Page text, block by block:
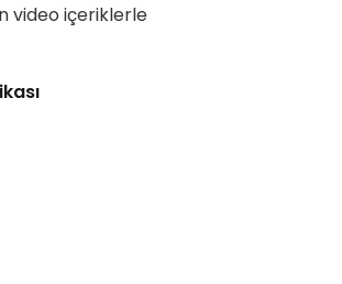
video içeriklerle